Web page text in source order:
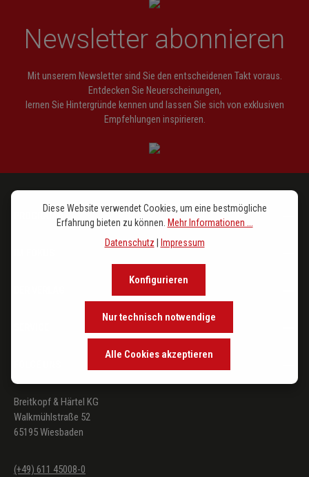
Newsletter abonnieren
Mit unserem Newsletter sind Sie den entscheidenen Takt voraus.
Entdecken Sie Neuerscheinungen,
lernen Sie Hintergründe kennen und lassen Sie sich von exklusiven
Empfehlungen inspirieren.
PROGRAMM
Breitkopf & Härtel KG
Walkmühlstraße 52
65195 Wiesbaden
(+49) 611 45008-0
Diese Website verwendet Cookies, um eine bestmögliche
Erfahrung bieten zu können. Mehr Informationen ...
Datenschutz | Impressum
Nur technisch notwendige
Konfigurieren
Alle Cookies akzeptieren